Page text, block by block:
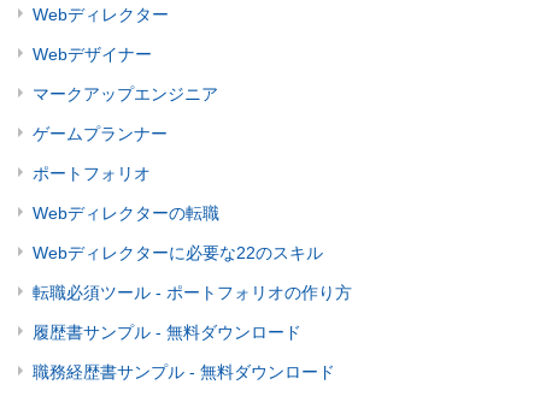
Webディレクター
Webデザイナー
マークアップエンジニア
ゲームプランナー
ポートフォリオ
Webディレクターの転職
Webディレクターに必要な22のスキル
転職必須ツール - ポートフォリオの作り方
履歴書サンプル - 無料ダウンロード
職務経歴書サンプル - 無料ダウンロード